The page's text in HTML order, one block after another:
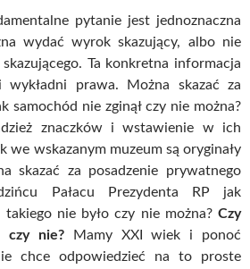
pytanie jest jednoznaczna
wydać wyrok skazujący, albo nie
Ta konkretna informacja
prawa. Można skazać za
samochód nie zginął czy nie można?
znaczków i wstawienie w ich
we wskazanym muzeum są oryginały
skazać za posadzenie prywatnego
Pałacu Prezydenta RP jak
takiego nie było czy nie można? Czy
czy nie? Mamy XXI wiek i ponoć
chce odpowiedzieć na to proste